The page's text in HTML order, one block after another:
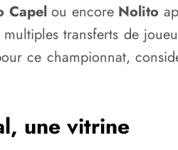
Capelou encore Nolito
transferts de
ce championnat,
une vitrine